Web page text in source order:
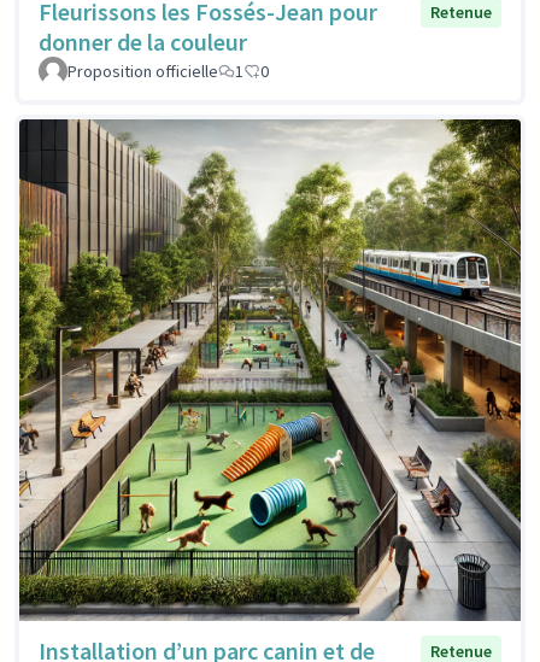
Fleurissons les Fossés-Jean pour
donner de la couleur
Retenue
Proposition officielle 1 0
Installation d’un parc canin et de Retenue